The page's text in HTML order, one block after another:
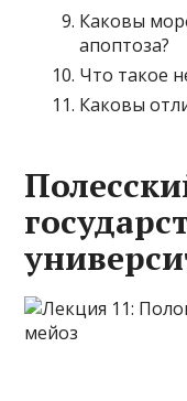
Каковы
апоптоза?
Что такое
Каковы